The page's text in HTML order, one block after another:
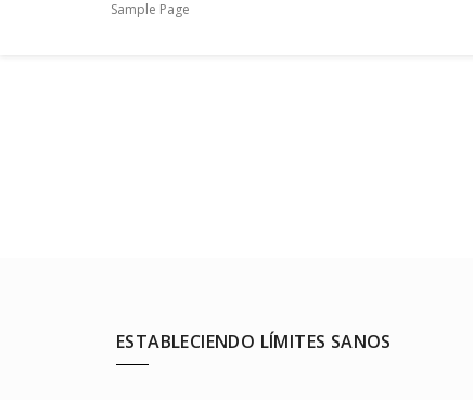
Sample Page
ESTABLECIENDO LÍMITES SANOS